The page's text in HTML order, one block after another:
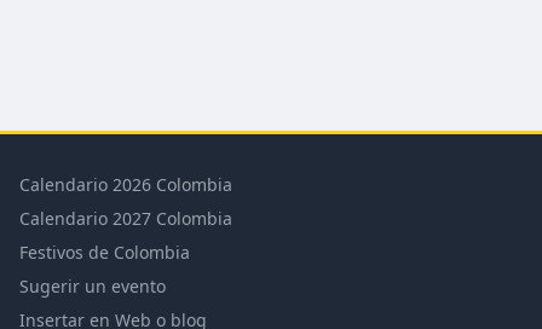
Calendario 2026 Colombia
Calendario 2027 Colombia
Festivos de Colombia
Sugerir un evento
Insertar en Web o blog